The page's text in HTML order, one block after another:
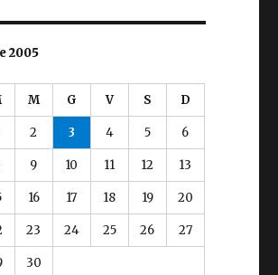
2005
M G V S D
2 3 4 5 6
9 10 11 12 13
16 17 18 19 20
23 24 25 26 27
30